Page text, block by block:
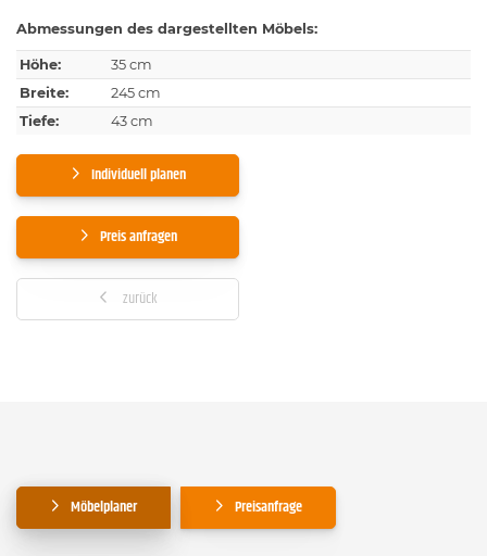
Abmessungen des dargestellten Möbels:
Höhe:
35 cm
Breite:
245 cm
Tiefe:
43 cm
Individuell planen
Preis anfragen
zurück
Möbelplaner Preisanfrage